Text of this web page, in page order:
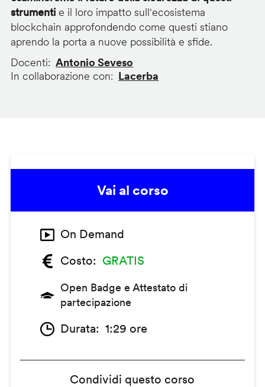
strumentie il loro impatto sull'ecosistema
blockchain approfondendo come questi stiano
aprendo la porta a nuove possibilità e sfide.
Docenti
Antonio Seveso
In collaborazione con
Lacerba
Vai al corso
On Demand
Costo
GRATIS
Open Badge e Attestato di
partecipazione
Durata 1:29 ore
Condividi questo corso